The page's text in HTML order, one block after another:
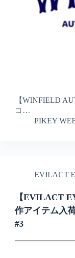
【WINFIELD
コ…
PIKEY
EVILACT
【EVILACT
作アイテム入
#3